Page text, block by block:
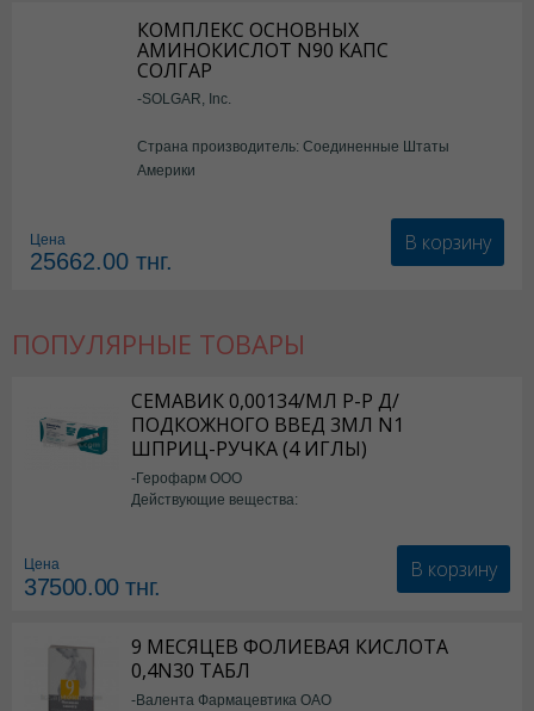
КОМПЛЕКС ОСНОВНЫХ
АМИНОКИСЛОТ N90 КАПС
СОЛГАР
-SOLGAR, Inc.
Страна производитель: Соединенные Штаты
Америки
Цена
25662.00 тнг.
В корзину
ПОПУЛЯРНЫЕ ТОВАРЫ
СЕМАВИК 0,00134/МЛ Р-Р Д/
ПОДКОЖНОГО ВВЕД 3МЛ N1
ШПРИЦ-РУЧКА (4 ИГЛЫ)
-Герофарм ООО
Действующие вещества:
Цена
37500.00тнг.
В корзину
9 МЕСЯЦЕВ ФОЛИЕВАЯ КИСЛОТА
0,4N30 ТАБЛ
-Валента Фармацевтика ОАО